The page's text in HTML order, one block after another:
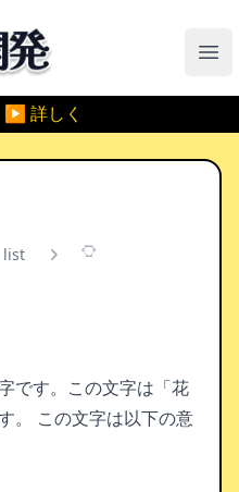
メ
▶ 詳しく
list 𓎶
です。この文字は「花
。
この文字は以下の意